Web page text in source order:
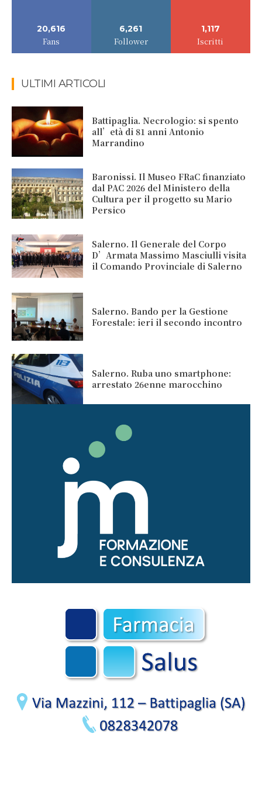
20,616
Fans
6,261
Follower
1,117
Iscritti
ULTIMI ARTICOLI
Battipaglia. Necrologio: si spento
all’età di 81 anni Antonio
Marrandino
Baronissi. Il Museo FRaC finanziato
dal PAC 2026 del Ministero della
Cultura per il progetto su Mario
Persico
Salerno. Il Generale del Corpo
D’Armata Massimo Masciulli visita
il Comando Provinciale di Salerno
Salerno. Bando per la Gestione
Forestale: ieri il secondo incontro
Salerno. Ruba uno smartphone:
arrestato 26enne marocchino